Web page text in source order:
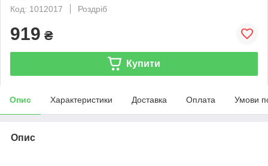
Код: 1012017
Роздріб
919 ₴
Купити
Опис Характеристики Доставка Оплата Умови
Опис